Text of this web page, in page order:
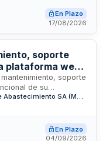
temáticos para
culturales
En Plazo
17/08/2026
soporte
plataforma web
soporte
de su
el sitio web
y activos
la Ley de Contratos
procedimiento
Empresa Estatal Mercados Centrales de Abastecimiento SA (MERCASA)
En Plazo
04/09/2026